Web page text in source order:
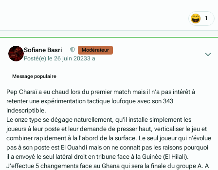
1
Sofiane Basri Modérateur
Posté(e) le 26 juin 20233 a
Message populaire
Pep Charaï a eu chaud lors du premier match mais il n'a pas intérêt à
retenter une expérimentation tactique loufoque avec son 343
indescriptible.
Le onze type se dégage naturellement, qu'il installe simplement les
joueurs à leur poste et leur demande de presser haut, verticaliser le jeu et
combiner rapidement à la l'abord de la surface. Le seul joueur qui n'évolue
pas à son poste est El Ouahdi mais on ne connait pas les raisons pourquoi
il a envoyé le seul latéral droit en tribune face à la Guinée (El Hilali).
J'effectue 5 changements face au Ghana qui sera la finale du groupe A. A